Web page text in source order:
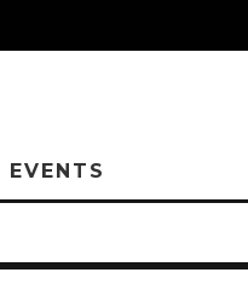
EVENTS